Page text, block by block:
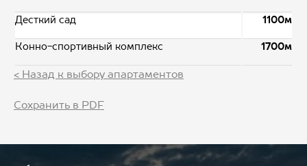
Десткий сад 1100м
Конно-спортивный комплекс 1700м
< Назад к выбору апартаментов
Сохранить в PDF